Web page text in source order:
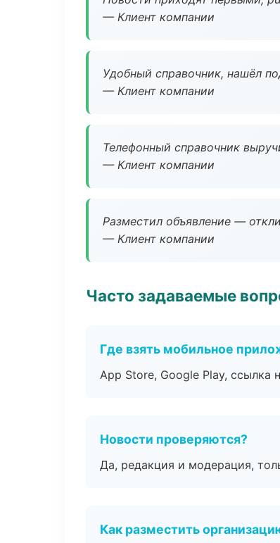
— Клиент компании
Удобный справочник, нашёл
— Клиент компании
Телефонный справочник
— Клиент компании
Разместил объявление —
— Клиент компании
Часто задаваемые
Где взять мобильное
App Store, Google Play, ссылка
Новости проверяются?
Да, редакция и модерация,
Как разместить